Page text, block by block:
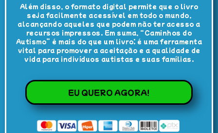
Além disso, o formato digital permite que o livro
seja facilmente acessível em todo o mundo,
alcançando aqueles que podem não ter acesso a
recursos impressos. Em suma, “Caminhos do
Autismo” é mais do que um livro; é uma ferramenta
vital para promover a aceitação e a qualidade de
vida para indivíduos autistas e suas famílias.
EU QUERO AGORA!